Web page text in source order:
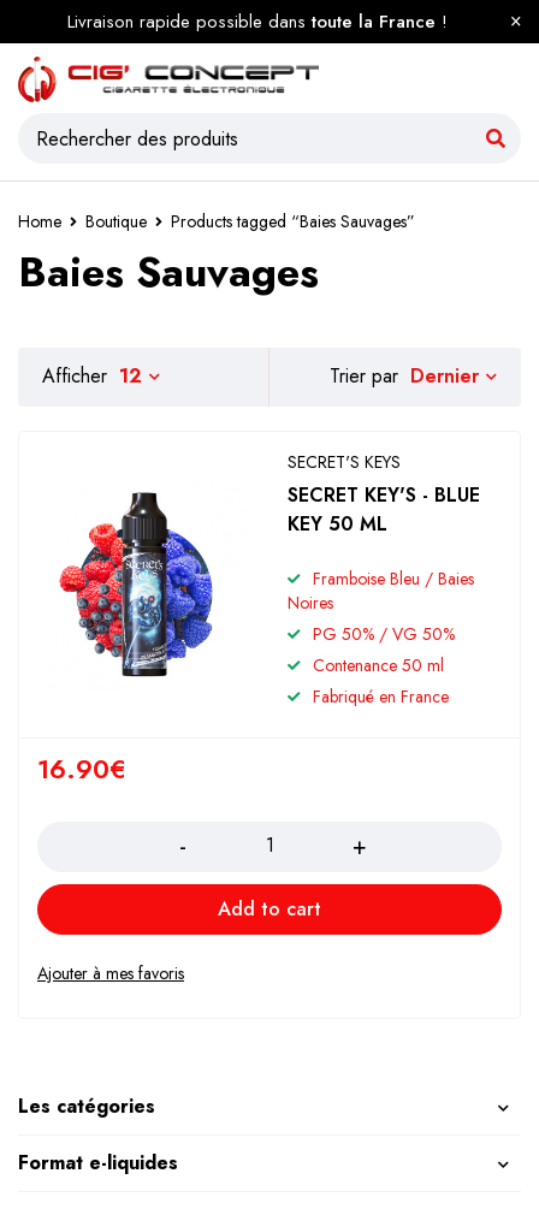
Livraison rapide possible danstoute la France !
Home Boutique Products tagged “Baies Sauvages”
Baies Sauvages
Les catégories
Format e-liquides
Trier par Dernier
Afficher 12
SECRET'S KEYS
SECRET KEY'S - BLUE
KEY 50 ML
Framboise Bleu / Baies
Noires
PG 50% / VG 50%
Contenance 50 ml
Fabriqué en France
16.90€
Add to cart